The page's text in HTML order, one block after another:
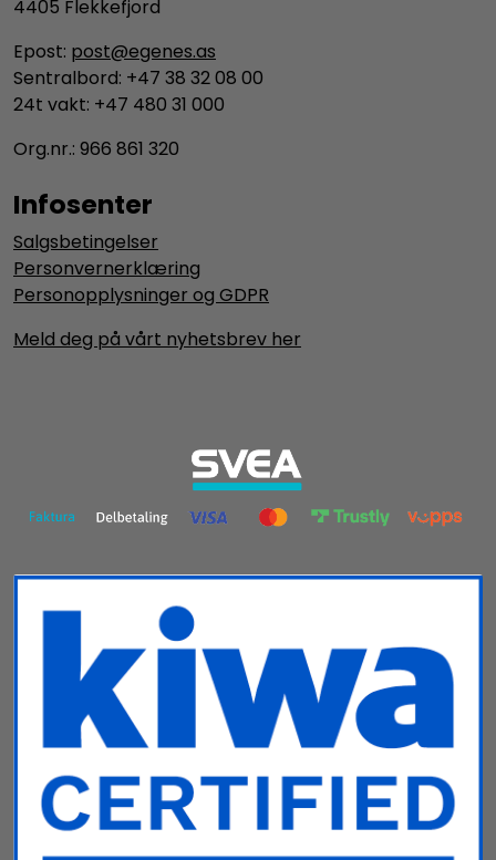
4405 Flekkefjord
Epost: post@egenes.as
Sentralbord: +47 38 32 08 00
24t vakt: +47 480 31 000
Org.nr.: 966 861 320
Infosenter
Salgsbetingelser
Personvernerklæring
Personopplysninger og GDPR
Meld deg på vårt nyhetsbrev her